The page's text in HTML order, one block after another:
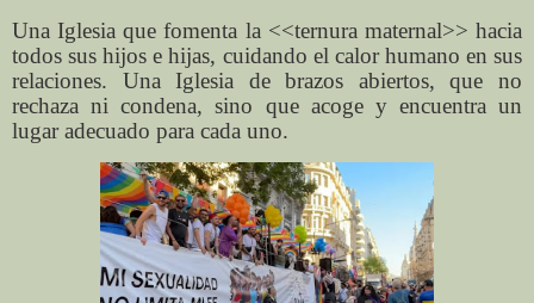
Una Iglesia que fomenta la <<ternura maternal>> hacia
todos sus hijos e hijas, cuidando el calor humano en sus
relaciones. Una Iglesia de brazos abiertos, que no
rechaza ni condena, sino que acoge y encuentra un
lugar adecuado para cada uno.